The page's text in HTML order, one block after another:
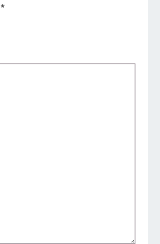
*